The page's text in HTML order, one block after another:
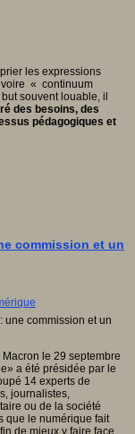
les expressions
voire « continuum
souvent louable, il
des besoins, des
pédagogiques et
commission et un
le 29 septembre
a été présidée par le
14 experts de
journalistes,
ou de la société
que le numérique fait
de mieux y faire face.